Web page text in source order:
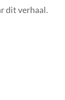
dit verhaal.